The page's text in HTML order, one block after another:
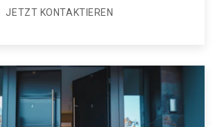
JETZT KONTAKTIEREN